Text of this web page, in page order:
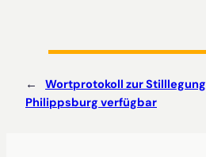
←
Wortprotokoll zur Stilllegung
Philippsburg verfügbar